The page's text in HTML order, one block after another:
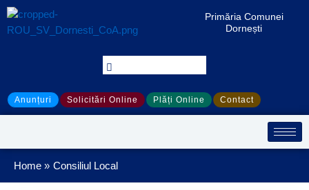
Treci
conținut
Primăria Comunei
Dornești
Anunțuri Solicitări Online Plăți Online Contact
Home Consiliul Local